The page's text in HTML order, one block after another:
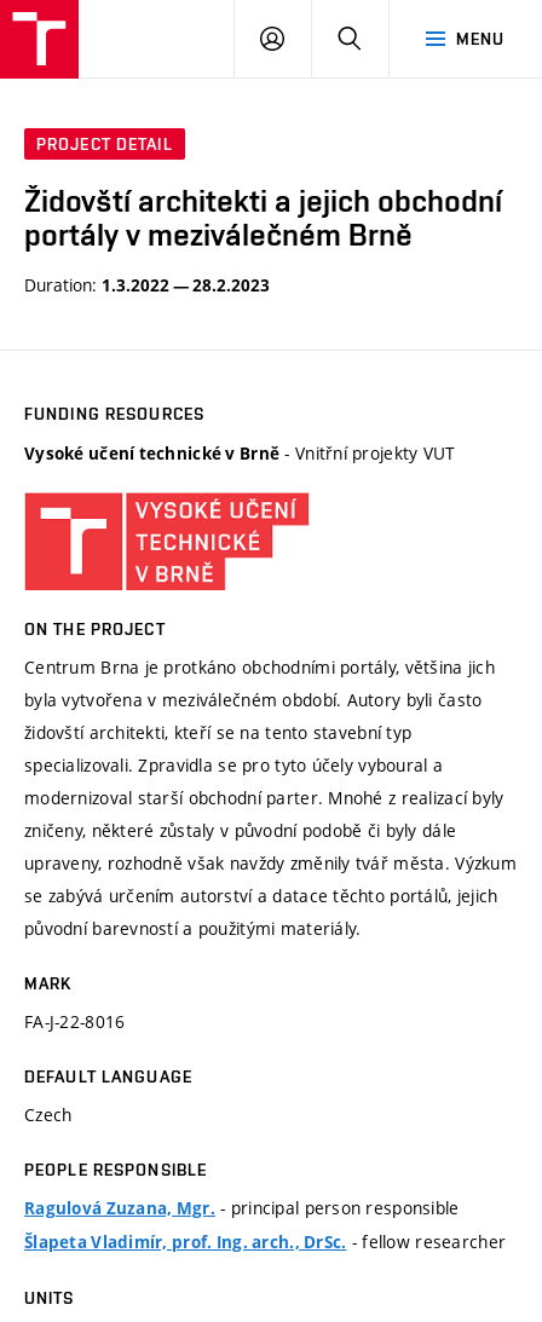
MENU
LOG
SEARCH
PROJECT DETAIL
Židovští architekti a jejich obchodní
portály v meziválečném Brně
Duration: 1.3.2022 — 28.2.2023
FUNDING RESOURCES
Vysoké učení technické v Brně - Vnitřní projekty VUT
ON THE PROJECT
Centrum Brna je protkáno obchodními portály, většina jich
byla vytvořena v meziválečném období. Autory byli často
židovští architekti, kteří se na tento stavební typ
specializovali. Zpravidla se pro tyto účely vyboural a
modernizoval starší obchodní parter. Mnohé z realizací byly
zničeny, některé zůstaly v původní podobě či byly dále
upraveny, rozhodně však navždy změnily tvář města. Výzkum
se zabývá určením autorství a datace těchto portálů, jejich
původní barevností a použitými materiály.
MARK
FA-J-22-8016
DEFAULT LANGUAGE
Czech
PEOPLE RESPONSIBLE
Ragulová Zuzana, Mgr. - principal person responsible
Šlapeta Vladimír, prof. Ing. arch., DrSc. - fellow researcher
UNITS